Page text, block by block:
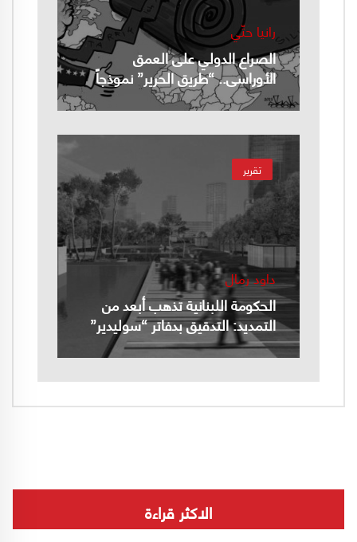
رانيا حتّي
الصراع الدولي على العمق
الأوراسي.. “طريق الحرير” نموذجاً
تقرير
داود رمال
الحكومة اللبنانية تذهب أبعد من
التمديد: التدقيق بدفاتر “سوليدير”
الاكثر قراءة